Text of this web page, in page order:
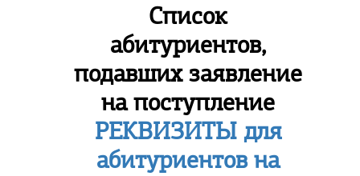
Список
абитуриентов,
подавших заявление
на поступление
РЕКВИЗИТЫ для
абитуриентов на